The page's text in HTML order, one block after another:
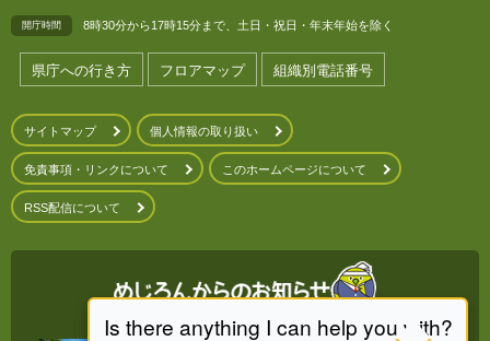
開庁時間 8時30分から17時15分まで、土日・祝日・年末年始を除く
県庁への行き方 フロアマップ 組織別電話番号
サイトマップ 個人情報の取り扱い
免責事項・リンクについて このホームページについて
RSS配信について